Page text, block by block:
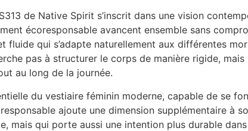
de Native Spirit s’inscrit dans une vision
écoresponsable avancent ensemble sans
fluide qui s’adapte naturellement aux différentes
pas à structurer le corps de manière rigide,
au long de la journée.
du vestiaire féminin moderne, capable de se
ajoute une dimension supplémentaire à
mais qui porte aussi une intention plus durable